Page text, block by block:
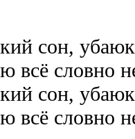
сон,
всё словно
сон,
всё словно